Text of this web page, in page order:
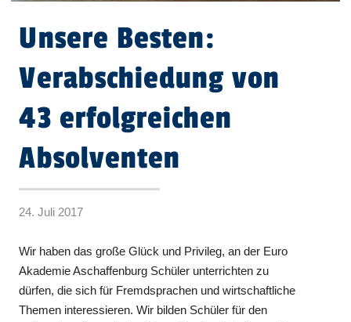
Unsere Besten:
Verabschiedung von
43 erfolgreichen
Absolventen
24. Juli 2017
Wir haben das große Glück und Privileg, an der Euro
Akademie Aschaffenburg Schüler unterrichten zu
dürfen, die sich für Fremdsprachen und wirtschaftliche
Themen interessieren. Wir bilden Schüler für den